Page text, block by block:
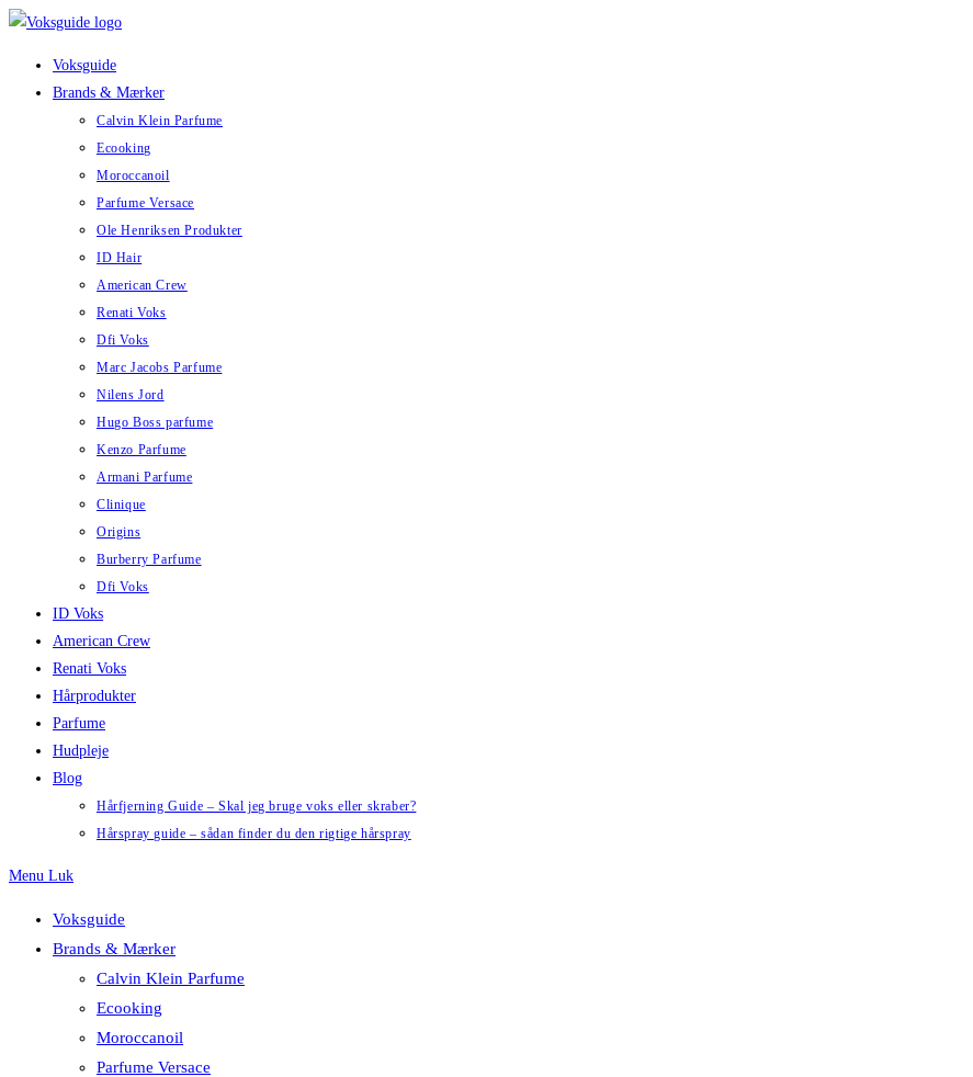
Skip
Voksguide
Brands & Mærker
Calvin Klein Parfume
Ecooking
Moroccanoil
Parfume Versace
Ole Henriksen Produkter
ID Hair
American Crew
Renati Voks
Dfi Voks
Marc Jacobs Parfume
Nilens Jord
Hugo Boss parfume
Kenzo Parfume
Armani Parfume
Clinique
Origins
Burberry Parfume
Dfi Voks
ID Voks
American Crew
Renati Voks
Hårprodukter
Parfume
Hudpleje
Blog
Hårfjerning Guide – Skal jeg bruge voks eller skraber?
Hårspray guide – sådan finder du den rigtige hårspray
Menu Luk
Voksguide
Brands & Mærker
Calvin Klein Parfume
Ecooking
Moroccanoil
Parfume Versace